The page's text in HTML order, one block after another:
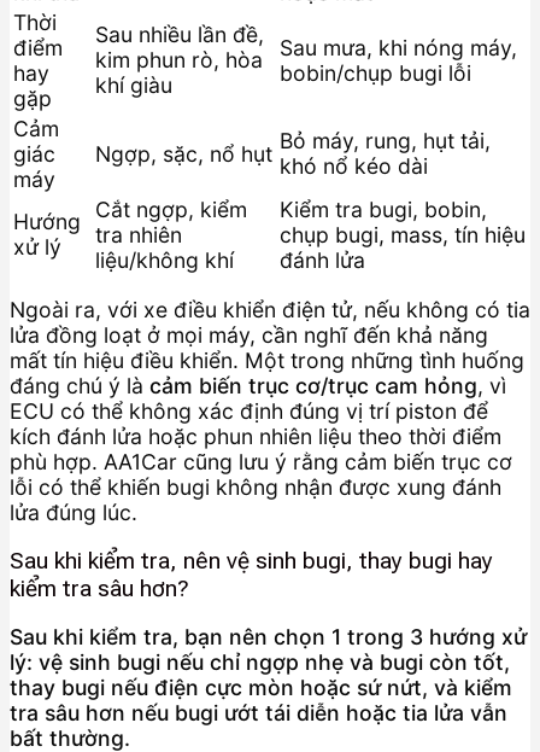
Thời
điểm
hay
gặp
Sau nhiều lần đề,
kim phun rò, hòa
khí giàu
Sau mưa, khi nóng máy,
bobin/chụp bugi lỗi
Cảm
giác
máy
Ngợp, sặc, nổ hụt
Bỏ máy, rung, hụt tải,
khó nổ kéo dài
Hướng
xử lý
Cắt ngợp, kiểm
tra nhiên
liệu/không khí
Kiểm tra bugi, bobin,
chụp bugi, mass, tín hiệu
đánh lửa
Ngoài ra, với xe điều khiển điện tử, nếu không có tia
lửa đồng loạt ở mọi máy, cần nghĩ đến khả năng
mất tín hiệu điều khiển. Một trong những tình huống
đáng chú ý là cảm biến trục cơ/trục cam hỏng, vì
ECU có thể không xác định đúng vị trí piston để
kích đánh lửa hoặc phun nhiên liệu theo thời điểm
phù hợp. AA1Car cũng lưu ý rằng cảm biến trục cơ
lỗi có thể khiến bugi không nhận được xung đánh
lửa đúng lúc.
Sau khi kiểm tra, nên vệ sinh bugi, thay bugi hay
kiểm tra sâu hơn?
Sau khi kiểm tra, bạn nên chọn 1 trong 3 hướng xử
lý: vệ sinh bugi nếu chỉ ngợp nhẹ và bugi còn tốt,
thay bugi nếu điện cực mòn hoặc sứ nứt, và kiểm
tra sâu hơn nếu bugi ướt tái diễn hoặc tia lửa vẫn
bất thường.